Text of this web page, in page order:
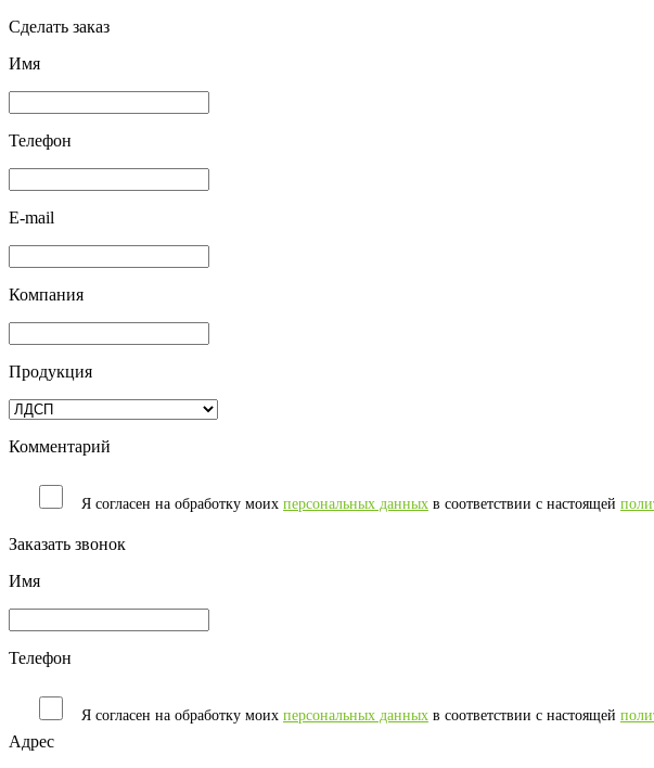
Сделать заказ
Имя
Телефон
E-mail
Компания
Продукция
Комментарий
Я согласен на обработку моих персональных данных в соответствии с настоящей
Заказать звонок
Имя
Телефон
Я согласен на обработку моих персональных данных в соответствии с настоящей
Адрес